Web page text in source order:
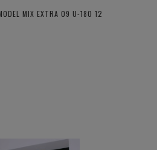
MIX EXTRA 09 U-180 12